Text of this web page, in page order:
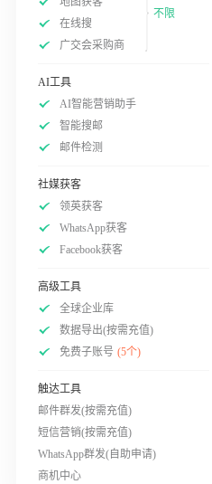
在线搜
广交会采购商
不限
AI工具
AI智能营销助手
智能搜邮
邮件检测
社媒获客
领英获客
WhatsApp获客
Facebook获客
高级工具
全球企业库
数据导出(按需充值)
免费子账号 (5个)
触达工具
邮件群发(按需充值)
短信营销(按需充值)
WhatsApp群发(自助申请)
商机中心